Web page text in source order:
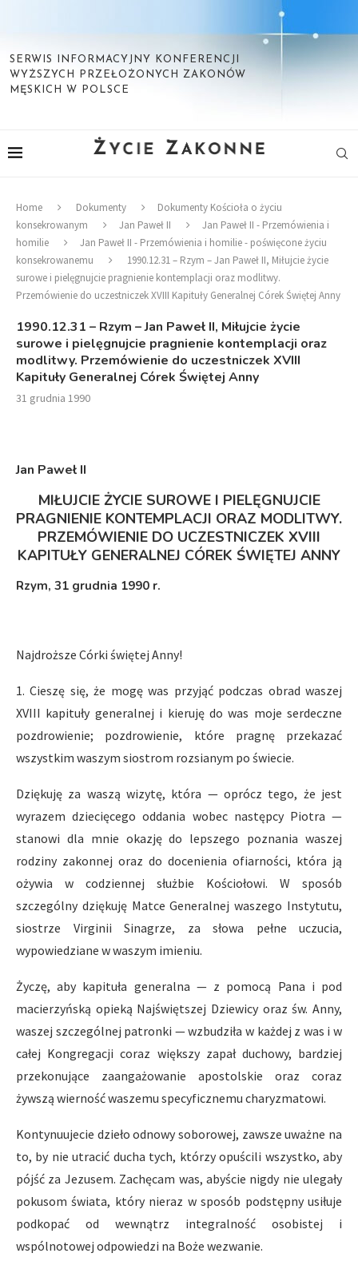
SERWIS INFORMACYJNY KONFERENCJI
WYŻSZYCH PRZEŁOŻONYCH ZAKONÓW
MĘSKICH W POLSCE
Home Dokumenty
Dokumenty Kościoła o życiu
konsekrowanym
Jan Paweł II
Jan Paweł II - Przemówienia i
homilie
Jan Paweł II - Przemówienia i homilie - poświęcone życiu
konsekrowanemu
1990.12.31 – Rzym – Jan Paweł II, Miłujcie życie
surowe i pielęgnujcie pragnienie kontemplacji oraz modlitwy.
Przemówienie do uczestniczek XVIII Kapituły Generalnej Córek Świętej Anny
1990.12.31 – Rzym – Jan Paweł II, Miłujcie życie
surowe i pielęgnujcie pragnienie kontemplacji oraz
modlitwy. Przemówienie do uczestniczek XVIII
Kapituły Generalnej Córek Świętej Anny
31 grudnia 1990
Jan Paweł II
MIŁUJCIE ŻYCIE SUROWE I PIELĘGNUJCIE
PRAGNIENIE KONTEMPLACJI ORAZ MODLITWY.
PRZEMÓWIENIE DO UCZESTNICZEK XVIII
KAPITUŁY GENERALNEJ CÓREK ŚWIĘTEJ ANNY
Rzym, 31 grudnia 1990 r.
Najdroższe Córki świętej Anny!
1. Cieszę się, że mogę was przyjąć podczas obrad waszej
XVIII kapituły generalnej i kieruję do was moje serdeczne
pozdrowienie; pozdrowienie, które pragnę przekazać
wszystkim waszym siostrom rozsianym po świecie.
Dziękuję za waszą wizytę, która — oprócz tego, że jest
wyrazem dziecięcego oddania wobec następcy Piotra —
stanowi dla mnie okazję do lepszego poznania waszej
rodziny zakonnej oraz do docenienia ofiarności, która ją
ożywia w codziennej służbie Kościołowi. W sposób
szczególny dziękuję Matce Generalnej waszego Instytutu,
siostrze Virginii Sinagrze, za słowa pełne uczucia,
wypowiedziane w waszym imieniu.
Życzę, aby kapituła generalna — z pomocą Pana i pod
macierzyńską opieką Najświętszej Dziewicy oraz św. Anny,
waszej szczególnej patronki — wzbudziła w każdej z was i w
całej Kongregacji coraz większy zapał duchowy, bardziej
przekonujące zaangażowanie apostolskie oraz coraz
żywszą wierność waszemu specyficznemu charyzmatowi.
Kontynuujecie dzieło odnowy soborowej, zawsze uważne na
to, by nie utracić ducha tych, którzy opuścili wszystko, aby
pójść za Jezusem. Zachęcam was, abyście nigdy nie ulegały
pokusom świata, który nieraz w sposób podstępny usiłuje
podkopać od wewnątrz integralność osobistej i
wspólnotowej odpowiedzi na Boże wezwanie.